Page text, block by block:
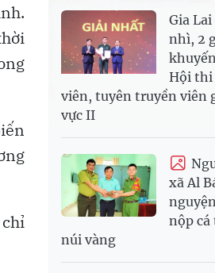
Gia Lai
nhì, 2
Hội thi
viên, tuyên truyền viên
vực II
xã Al
nộp cá
núi vàng